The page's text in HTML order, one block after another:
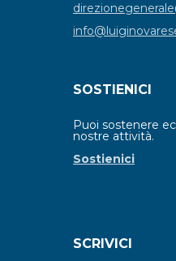
SOSTIENICI
Puoi sostenere
nostre attività.
Sostienici
SCRIVICI